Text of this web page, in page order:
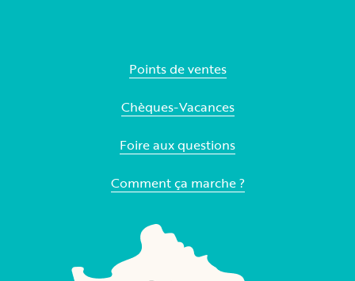
Points de ventes
Chèques-Vacances
Foire aux questions
Comment ça marche ?